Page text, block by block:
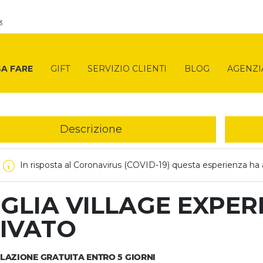
FARE GIFT SERVIZIO CLIENTI BLOG
Descrizione
In risposta al Coronavirus (COVID-19) questa esperienza
VILLAGE
GRATUITA ENTRO 5 GIORNI